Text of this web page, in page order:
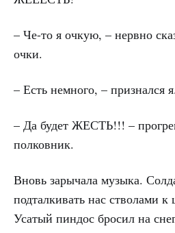
– Че-то я очкую, – нервно
очки.
– Есть немного, – признался я.
– Да будет ЖЕСТЬ!!! –
полковник.
Вновь зарычала музыка.
подталкивать нас стволами к
Усатый пиндос бросил на